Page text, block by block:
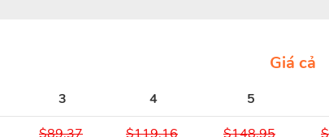
Giá cả
3 4 5